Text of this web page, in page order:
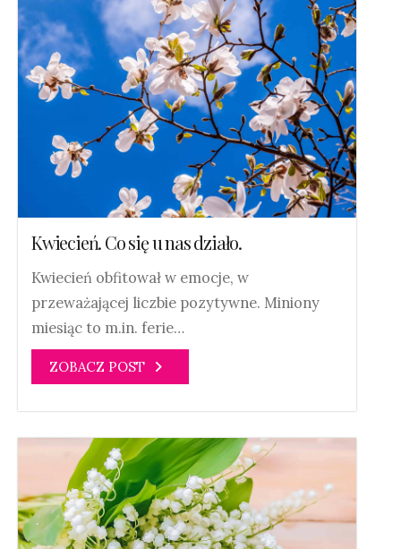
Kwiecień. Co się u nas działo.
Kwiecień obfitował w emocje, w
przeważającej liczbie pozytywne. Miniony
miesiąc to m.in. ferie…
ZOBACZ POST